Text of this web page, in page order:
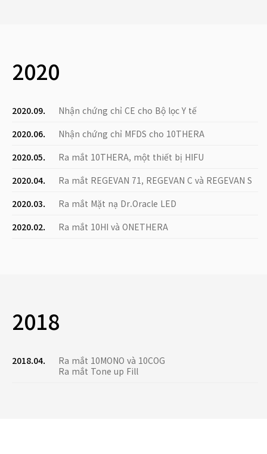
2020
2020.09.
Nhận chứng chỉ CE cho Bộ lọc Y tế
2020.06.
Nhận chứng chỉ MFDS cho 10THERA
2020.05.
Ra mắt 10THERA, một thiết bị HIFU
2020.04.
Ra mắt REGEVAN 71, REGEVAN C và REGEVAN S
2020.03.
Ra mắt Mặt nạ Dr.Oracle LED
2020.02.
Ra mắt 10HI và ONETHERA
2018
2018.04.
Ra mắt 10MONO và 10COG
Ra mắt Tone up Fill